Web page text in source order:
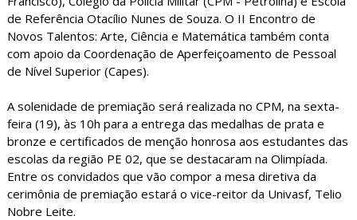
de Referência Otacílio Nunes de Souza. O II Encontro de
Novos Talentos: Arte, Ciência e Matemática também conta
com apoio da Coordenação de Aperfeiçoamento de Pessoal
de Nível Superior (Capes).
A solenidade de premiação será realizada no CPM, na sexta-
feira (19), às 10h para a entrega das medalhas de prata e
bronze e certificados de menção honrosa aos estudantes das
escolas da região PE 02, que se destacaram na Olimpíada.
Entre os convidados que vão compor a mesa diretiva da
cerimônia de premiação estará o vice-reitor da Univasf, Telio
Nobre Leite.